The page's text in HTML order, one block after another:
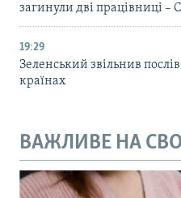
загинули дві працівниці –
19:29
Зеленський звільнив
країнах
ВАЖЛИВЕ НА